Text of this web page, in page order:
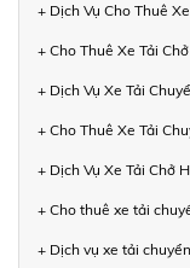
+ Dịch Vụ Cho Thuê
+ Cho Thuê Xe Tải
+ Dịch Vụ Xe Tải
+ Cho Thuê Xe Tải
+ Dịch Vụ Xe Tải Chở
+ Cho thuê xe tải
+ Dịch vụ xe tải